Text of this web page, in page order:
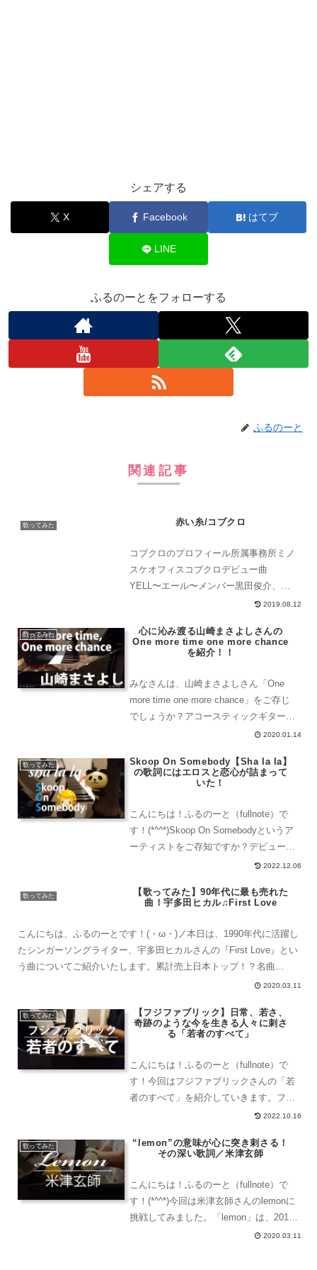
シェアする
X Facebook はてブ
LINE
ふるのーとをフォローする
ふるのーと
関連記事
歌ってみた 赤い糸/コブクロ
コブクロのプロフィール所属事務所ミノ
スケオフィスコブクロデビュー曲
YELL〜エール〜メンバー黒田俊介、小
渕健太郎コブクロは1998年に黒田さんが
っかけに結成されました。その後2001年
に「YELL〜エール...
2019.08.12
歌ってみた
心に沁み渡る山崎まさよしさんの
One more time one more chance
を紹介！！
みなさんは、山崎まさよしさん「One
more time one more chance」をご存じ
でしょうか？アコースティックギターを
弾いた事がある方なら一度は憧れる名曲
さよしさんの「One more t...
2020.01.14
歌ってみた
Skoop On Somebody【Sha la la】
の歌詞にはエロスと恋心が詰まって
いた！
こんにちは！ふるのーと（fullnote）で
す！(*^^*)Skoop On Somebodyというア
ーティストをご存知ですか？デビュー20
周年にあたってShalalaという曲を豪華コ
ーしてみました。Sk...
2022.12.06
歌ってみた
【歌ってみた】90年代に最も売れた
曲！宇多田ヒカル♫First Love
こんにちは、ふるのーとです！(・ω・)ノ本日は、1990年代に活躍し
たシンガーソングライター、宇多田ヒカルさんの『First Love』とい
う曲についてご紹介いたします。累計売上日本トップ！？名曲
2020.03.11
歌ってみた
【フジファブリック】日常、若さ、
奇跡のような今を生きる人々に刺さ
る「若者のすべて」
こんにちは！ふるのーと（fullnote）で
す！今回はフジファブリックさんの「若
者のすべて」を紹介していきます。フジ
ファブリックのプロフィールフジファブ
2000年に結成されたロックバンドです。
2022.10.16
歌ってみた
“lemon”の意味が心に突き刺さる！
その深い歌詞／米津玄師
こんにちは！ふるのーと（fullnote）で
す！(*^^*)今回は米津玄師さんのlemonに
挑戦してみました。「lemon」は、2018
年にリリースされた、米津玄師さんのメ
2020.03.11